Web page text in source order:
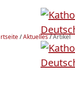
/Aktuelles/Artikel